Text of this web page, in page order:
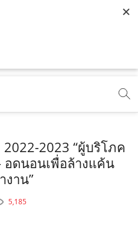
Oops!
| ADVERTISING | CAMPAIGN |
2023 “ผู้บริโภค
อดนอนเพื่อล้างแค้น
งาน”
5,185